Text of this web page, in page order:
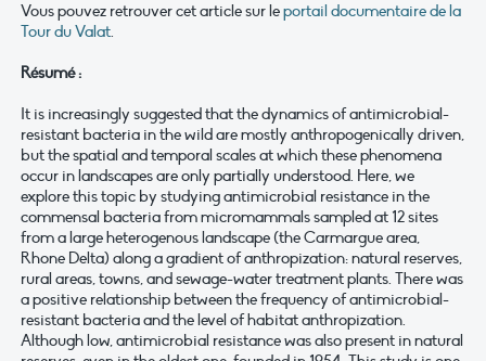
Vous pouvez retrouver cet article sur leportail documentaire de la
Tour du Valat.
Résumé :
It is increasingly suggested that the dynamics of antimicrobial-
resistant bacteria in the wild are mostly anthropogenically driven,
but the spatial and temporal scales at which these phenomena
occur in landscapes are only partially understood. Here, we
explore this topic by studying antimicrobial resistance in the
commensal bacteria from micromammals sampled at 12 sites
from a large heterogenous landscape (the Carmargue area,
Rhone Delta) along a gradient of anthropization: natural reserves,
rural areas, towns, and sewage-water treatment plants. There was
a positive relationship between the frequency of antimicrobial-
resistant bacteria and the level of habitat anthropization.
Although low, antimicrobial resistance was also present in natural